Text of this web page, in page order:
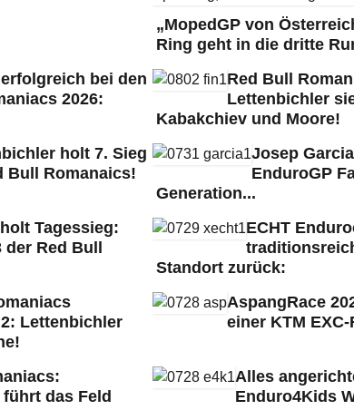
„MopedGP von
Ring geht in die dritte
bei den
2026:
Red Bull
Lettenbichler
Kabakchiev und Moore!
holt 7. Sieg
Bull Romanaics!
Josep
EnduroGP
Generation...
Tagessieg:
der Red Bull
ECHT
Standort zurück:
Lettenbichler
AspangRace
einer KTM
das Feld
Alles
Enduro4Kids